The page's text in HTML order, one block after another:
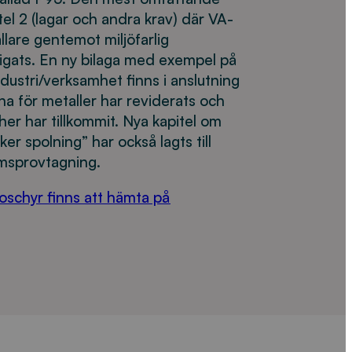
2 (lagar och andra krav) där VA-
gentemot miljöfarlig
En ny bilaga med exempel på
verksamhet finns i anslutning
för metaller har reviderats och
har tillkommit. Nya kapitel om
spolning” har också lagts till
finns att hämta på